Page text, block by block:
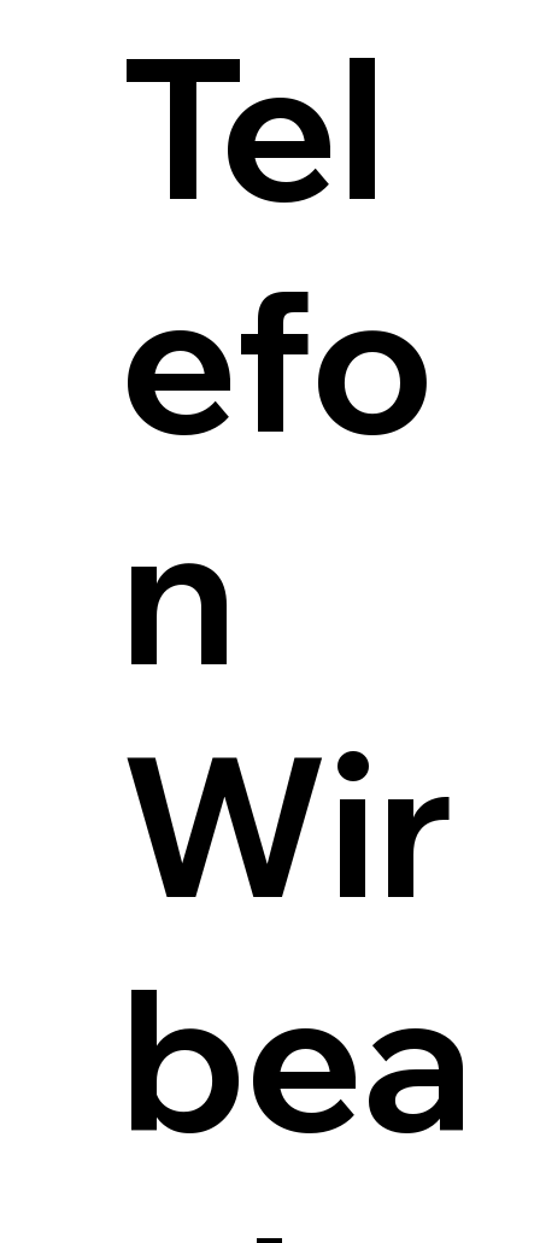
Tel
efo
n
Wir
bea